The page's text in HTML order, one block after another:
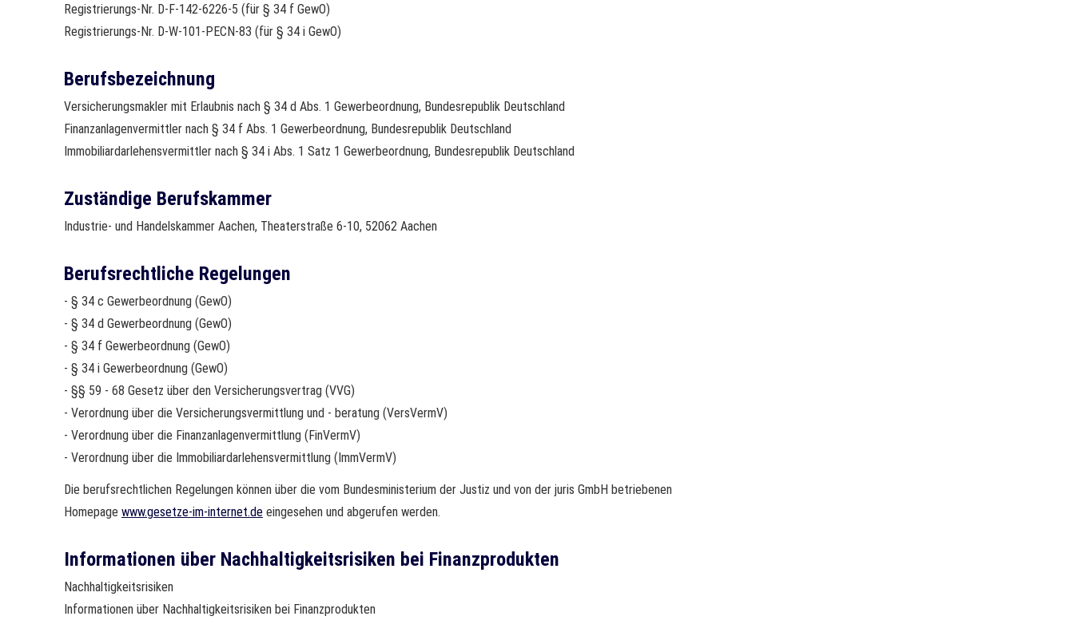
Registrierungs-Nr. D-F-142-6226-5 (für § 34 f GewO)
Registrierungs-Nr. D-W-101-PECN-83 (für § 34 i GewO)
Berufsbezeichnung
Ver­sicherungs­makler mit Erlaubnis nach § 34 d Abs. 1 Gewerbeordnung, Bundesrepublik Deutschland
Finanzanlagenvermittler nach § 34 f Abs. 1 Gewerbeordnung, Bundesrepublik Deutschland
Immobiliardarlehensvermittler nach § 34 i Abs. 1 Satz 1 Gewerbeordnung, Bundesrepublik Deutschland
Zuständige Berufskammer
Industrie- und Handelskammer Aachen, Theaterstraße 6-10, 52062 Aachen
Berufsrechtliche Regelungen
- § 34 c Gewerbeordnung (GewO)
- § 34 d Gewerbeordnung (GewO)
- § 34 f Gewerbeordnung (GewO)
- § 34 i Gewerbeordnung (GewO)
- §§ 59 - 68 Gesetz über den Versicherungsvertrag (VVG)
- Verordnung über die Versicherungsvermittlung und - beratung (VersVermV)
- Verordnung über die Finanzanlagenvermittlung (FinVermV)
- Verordnung über die Immobiliardarlehensvermittlung (ImmVermV)
Die berufsrechtlichen Regelungen können über die vom Bundesministerium der Justiz und von der juris GmbH betriebenen
Homepage www.gesetze-im-internet.de eingesehen und abgerufen werden.
Informationen über Nachhaltigkeitsrisiken bei Finanzprodukten
Nachhaltigkeitsrisiken
Informationen über Nachhaltigkeitsrisiken bei Finanzprodukten